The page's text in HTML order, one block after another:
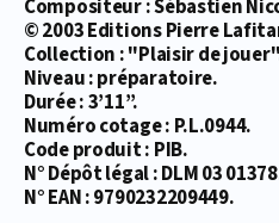
Compositeur : Sébastien
© 2003 Editions Pierre
Collection : "Plaisir de
Niveau : préparatoire.
Durée : 3’11’’.
Numéro cotage : P.L.0944.
Code produit : PIB.
N° Dépôt légal : DLM 03
N° EAN : 9790232209449.